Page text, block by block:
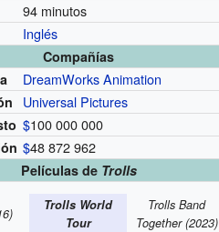
94 minutos
Inglés
Compañías
DreamWorks Animation
Universal Pictures
$100 000 000
$48 872 962
Películas de Trolls
Trolls World
Tour
Trolls Band
Together (2023)